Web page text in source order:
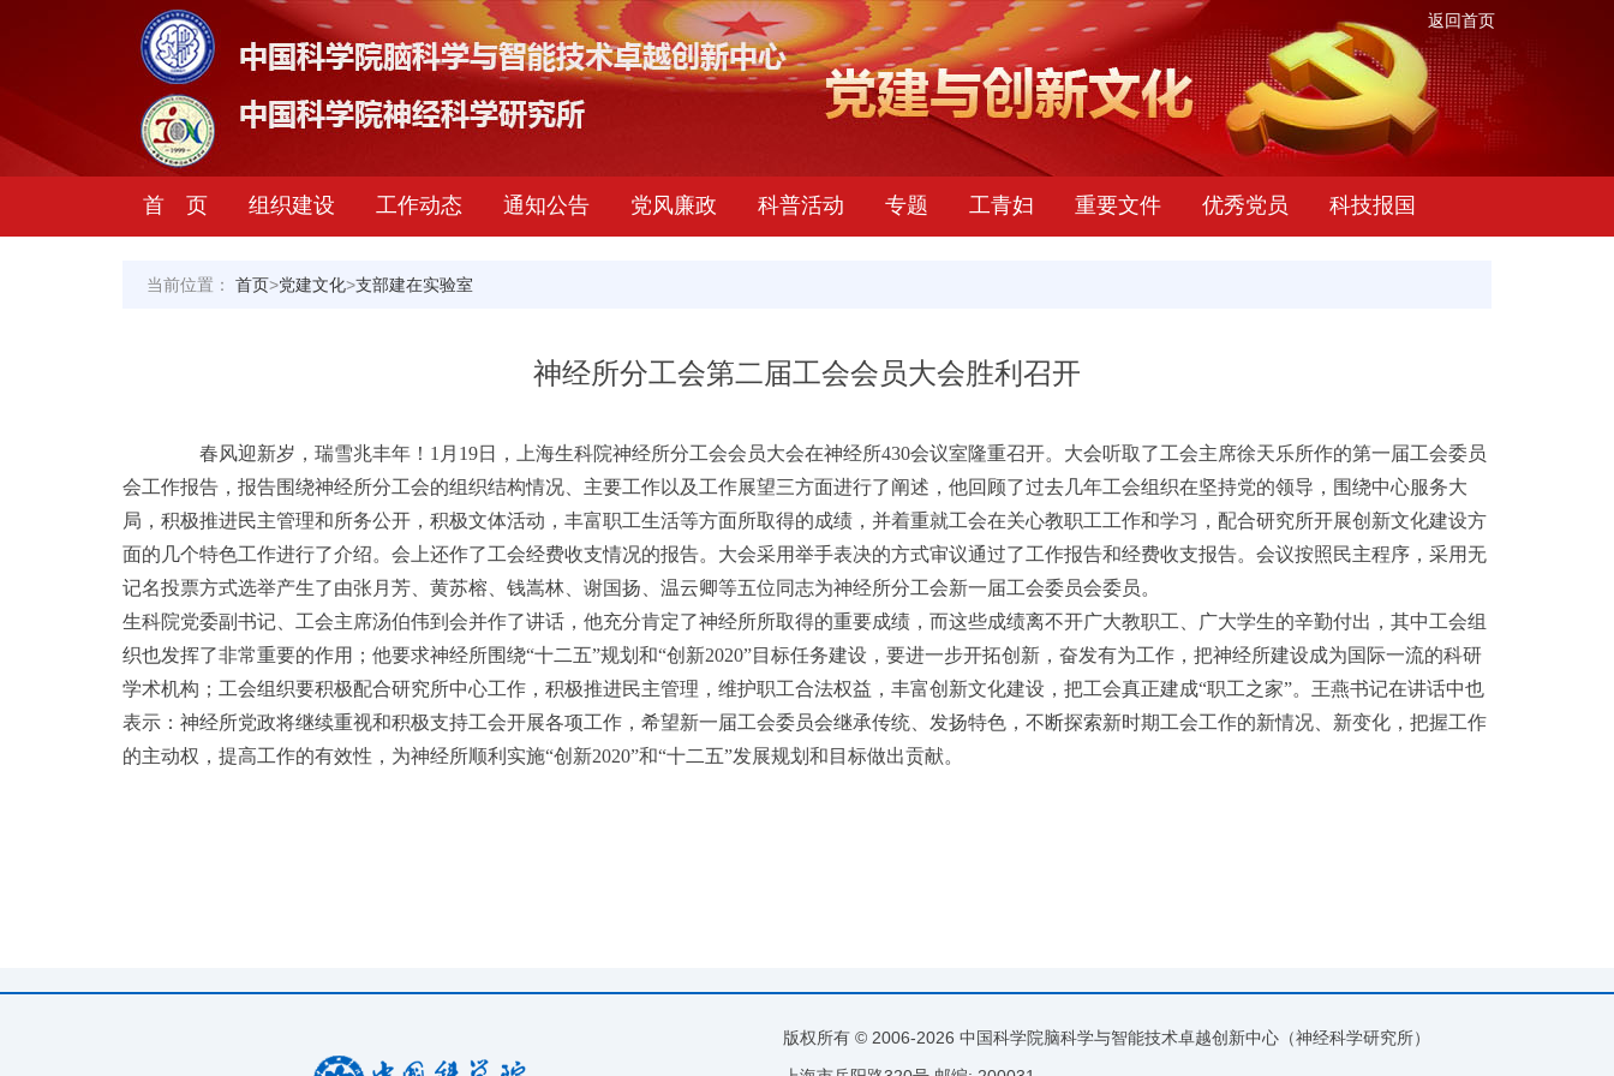
返回首页
首 页 组织建设 工作动态 通知公告 党风廉政 科普活动 专题 工青妇 重要文件 优秀党员 科技报国
当前位置： 首页>党建文化>支部建在实验室
神经所分工会第二届工会会员大会胜利召开
春风迎新岁，瑞雪兆丰年！1月19日，上海生科院神经所分工会会员大会在神经所430会议室隆重召开。大会听取了工会主席徐天乐所作的第一届工会委员
会工作报告，报告围绕神经所分工会的组织结构情况、主要工作以及工作展望三方面进行了阐述，他回顾了过去几年工会组织在坚持党的领导，围绕中心服务大
局，积极推进民主管理和所务公开，积极文体活动，丰富职工生活等方面所取得的成绩，并着重就工会在关心教职工工作和学习，配合研究所开展创新文化建设方
面的几个特色工作进行了介绍。会上还作了工会经费收支情况的报告。大会采用举手表决的方式审议通过了工作报告和经费收支报告。会议按照民主程序，采用无
记名投票方式选举产生了由张月芳、黄苏榕、钱嵩林、谢国扬、温云卿等五位同志为神经所分工会新一届工会委员会委员。
生科院党委副书记、工会主席汤伯伟到会并作了讲话，他充分肯定了神经所所取得的重要成绩，而这些成绩离不开广大教职工、广大学生的辛勤付出，其中工会组
织也发挥了非常重要的作用；他要求神经所围绕“十二五”规划和“创新2020”目标任务建设，要进一步开拓创新，奋发有为工作，把神经所建设成为国际一流的科研
学术机构；工会组织要积极配合研究所中心工作，积极推进民主管理，维护职工合法权益，丰富创新文化建设，把工会真正建成“职工之家”。王燕书记在讲话中也
表示：神经所党政将继续重视和积极支持工会开展各项工作，希望新一届工会委员会继承传统、发扬特色，不断探索新时期工会工作的新情况、新变化，把握工作
的主动权，提高工作的有效性，为神经所顺利实施“创新2020”和“十二五”发展规划和目标做出贡献。
版权所有 © 2006-2026 中国科学院脑科学与智能技术卓越创新中心（神经科学研究所）